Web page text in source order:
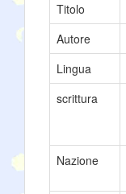
Titolo
Autore
Lingua
scrittura
Nazione